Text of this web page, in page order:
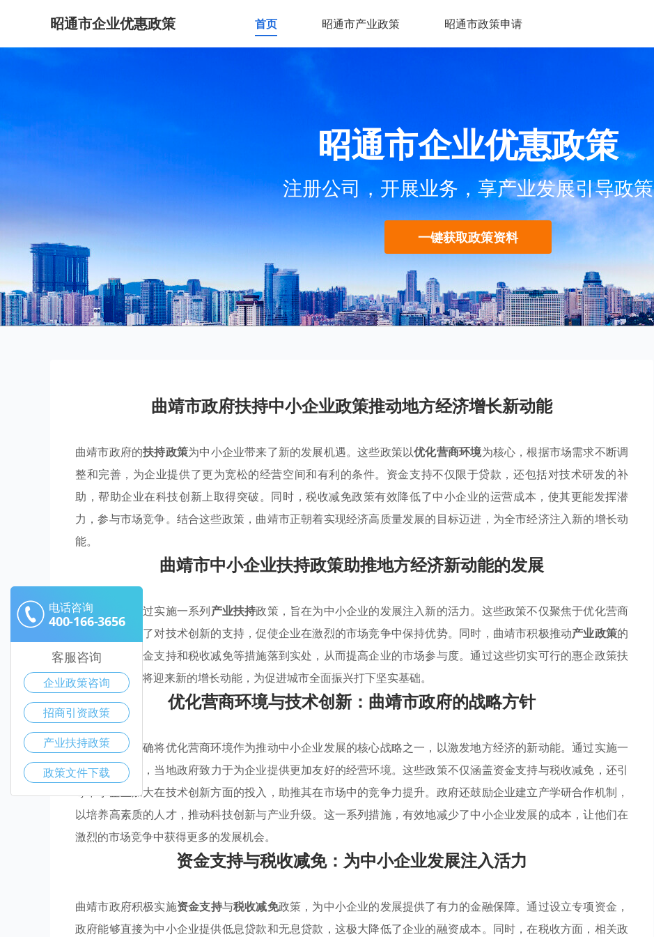
昭通市企业优惠政策 首页 昭通市产业政策 昭通市政策申请
昭通市企业优惠政策
注册公司，开展业务，享产业发展引导政策
一键获取政策资料
曲靖市政府扶持中小企业政策推动地方经济增长新动能
曲靖市政府的扶持政策为中小企业带来了新的发展机遇。这些政策以优化营商环境为核心，根据市场需求不断调
整和完善，为企业提供了更为宽松的经营空间和有利的条件。资金支持不仅限于贷款，还包括对技术研发的补
助，帮助企业在科技创新上取得突破。同时，税收减免政策有效降低了中小企业的运营成本，使其更能发挥潜
力，参与市场竞争。结合这些政策，曲靖市正朝着实现经济高质量发展的目标迈进，为全市经济注入新的增长动
能。
曲靖市中小企业扶持政策助推地方经济新动能的发展
曲靖市政府通过实施一系列产业扶持政策，旨在为中小企业的发展注入新的活力。这些政策不仅聚焦于优化营商
环境，还强调了对技术创新的支持，促使企业在激烈的市场竞争中保持优势。同时，曲靖市积极推动产业政策的
实施，确保资金支持和税收减免等措施落到实处，从而提高企业的市场参与度。通过这些切实可行的惠企政策扶
持，地方经济将迎来新的增长动能，为促进城市全面振兴打下坚实基础。
优化营商环境与技术创新：曲靖市政府的战略方针
曲靖市政府明确将优化营商环境作为推动中小企业发展的核心战略之一，以激发地方经济的新动能。通过实施一
系列优惠政策
，当地政府致力于为企业提供更加友好的经营环境。这些政策不仅涵盖资金支持与税收减免，还引
导中小企业加大在技术创新方面的投入，助推其在市场中的竞争力提升。政府还鼓励企业建立产学研合作机制，
以培养高素质的人才，推动科技创新与产业升级。这一系列措施，有效地减少了中小企业发展的成本，让他们在
激烈的市场竞争中获得更多的发展机会。
资金支持与税收减免：为中小企业发展注入活力
曲靖市政府积极实施资金支持与税收减免政策，为中小企业的发展提供了有力的金融保障。通过设立专项资金，
政府能够直接为中小企业提供低息贷款和无息贷款，这极大降低了企业的融资成本。同时，在税收方面，相关政
电话咨询
400-166-3656
客服咨询
企业政策咨询
招商引资政策
产业扶持政策
政策文件下载